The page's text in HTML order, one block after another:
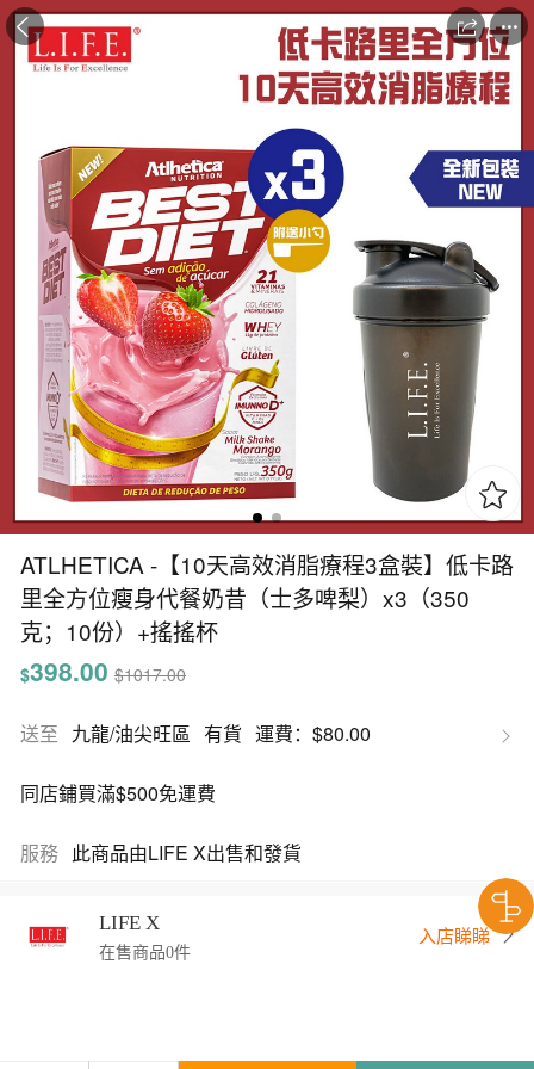
 

ATLHETICA -【10天高效消脂療程3盒裝】低卡路
里全方位瘦身代餐奶昔（士多啤梨）x3（350
克；10份）+搖搖杯
$398.00 $1017.00
送至 九龍/油尖旺區 有貨 運費：$80.00
同店鋪買滿$500免運費
服務 此商品由LIFE X出售和發貨
LIFE X
在售商品0件
入店睇睇